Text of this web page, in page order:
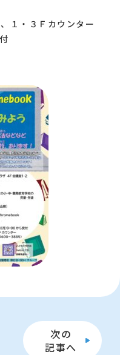
１・３Ｆカウンター
次の
記事へ